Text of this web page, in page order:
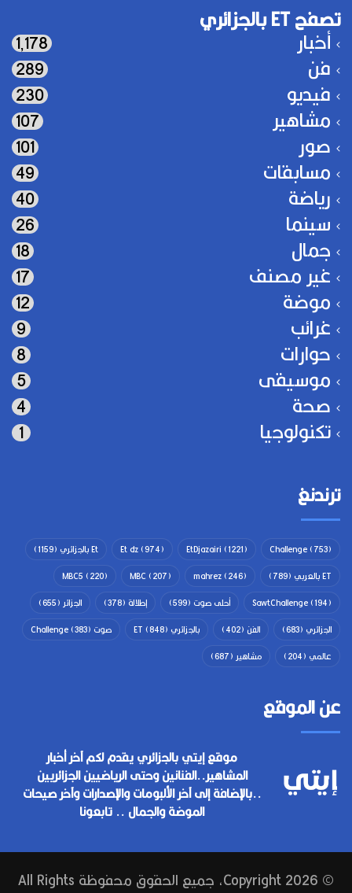
تصفح ET بالجزائري
أخبار 1٬178
فن 289
فيديو 230
مشاهير 107
صور 101
مسابقات 49
رياضة 40
سينما 26
جمال 18
غير مصنف 17
موضة 12
غرائب 9
حوارات 8
موسيقى 5
صحة 4
تكنولوجيا 1
ترندنغ
Challenge(753)
EtDjazairi (1221)
Et dz(974) Et بالجزائري
(1159)
ET بالعربي
(789)
mahrez(246)
MBC(207)
MBC5 (220)
SawtChallenge(194) أحلى صوت (599) إطلالة (378) الجزائر (655)
الجزائري (683) الفن (402) بالجزائري ET (848) صوت Challenge (383)
عالمي (204) مشاهير (687)
عن الموقع
موقع إيتي بالجزائري يقدم لكم آخر أخبار
المشاهير..الفنانين وحتى الرياضيين الجزائريين
..بالإضافة إلى آخر الألبومات والإصدارات وآخر صيحات
الموضة والجمال .. تابعونا
© Copyright 2026, جميع الحقوق محفوظة All Rights